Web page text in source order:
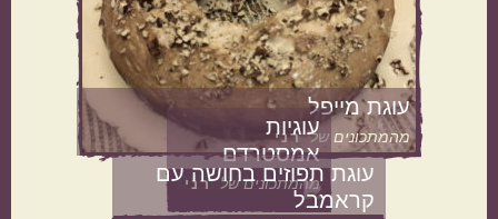
עוגת מייפל
מהמתכונים של רני
עוגיות
אמסטרדם
מהמתכונים של רני
עוגת תפוזים בחושה עם
קראמבל
מטבח עולמי
ישראלי איטלקי